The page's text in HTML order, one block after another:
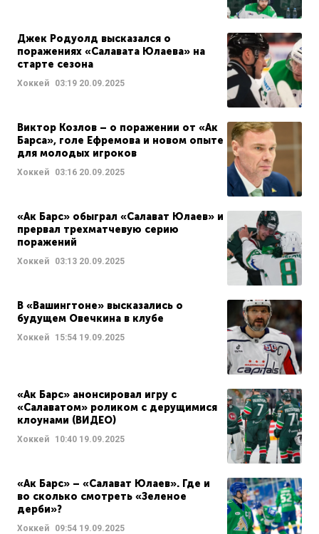
Джек Родуолд высказался о
поражениях «Салавата Юлаева» на
старте сезона
Хоккей 03:19 20.09.2025
Виктор Козлов – о поражении от «Ак
Барса», голе Ефремова и новом опыте
для молодых игроков
Хоккей 03:16 20.09.2025
«Ак Барс» обыграл «Салават Юлаев» и
прервал трехматчевую серию
поражений
Хоккей 03:13 20.09.2025
В «Вашингтоне» высказались о
будущем Овечкина в клубе
Хоккей 15:54 19.09.2025
«Ак Барс» анонсировал игру с
«Салаватом» роликом с дерущимися
клоунами (ВИДЕО)
Хоккей 10:40 19.09.2025
«Ак Барс» – «Салават Юлаев». Где и
во сколько смотреть «Зеленое
дерби»?
Хоккей 09:54 19.09.2025